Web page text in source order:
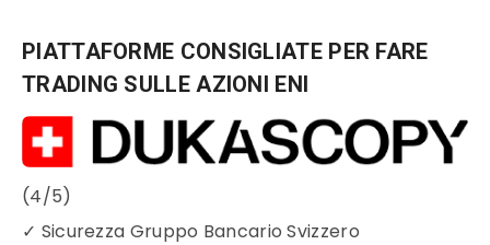
PIATTAFORME CONSIGLIATE PER FARE
TRADING SULLE AZIONI ENI
(4/5)
✓ Sicurezza Gruppo Bancario Svizzero